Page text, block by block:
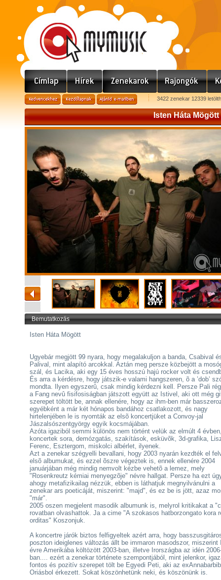
3422 zenekar 12339
Isten Háta Mögött
Bemutatkozás
Isten Háta Mögött
Ugyebár megjött 99 nyara, hogy megalakuljon a banda, Csabival
Palival, mint alapító arcokkal. Aztán meg persze közbejött a
szál, és Lacika, aki egy 15 éves hosszú hajú rocker volt és
És arra a kérdésre, hogy játszik-e valami hangszeren, õ a ’dob’
mondta. Ilyen egyszerû, csak mindig kérdezni kell. Persze Pali
a Fang nevû fisifosiságban játszott együtt az Istivel, aki ott még
szerepet töltött be, annak ellenére, hogy az ihm-ben már
egyébként a már két hónapos bandához csatlakozott, és nagy
hirtelenjében le is nyomták az elsõ koncertjüket a Convoy-jal
Jászalsószentgyörgy egyik kocsmájában.
Azóta igaziból semmi különös nem történt velük az elmúlt 4
koncertek sora, demózgatás, szakítások, esküvõk, 3d-grafika,
Ferenc, Esztergom, miskolci albérlet, ilyenek.
Azt a zenekar szégyelli bevallani, hogy 2003 nyarán kezdték el
elsõ albumukat, és ezzel õszre végeztek is, ennek ellenére 2004
januárjában még mindig nemvolt kézbe vehetõ a lemez, mely
"Rosenkreutz kémiai menyegzõje" névre hallgat. Persze ha ezt
ahogy metafizikailag nézzük, ebben is láthatjuk megnyilvánulni a
zenekar ars poeticáját, miszerint: "majd", és ez be is jött, azaz
"már".
2005 oszen megjelent masodik albumunk is, melyrol kritikakat a
rovatban olvashattok. Ja a cime "A szokasos hatborzongato kora
orditas" Koszonjuk.
A koncertre járók biztos felfigyeltek azért arra, hogy
poszton ideiglenes változás állt be immaron masodszor, miszerint
évre Amerikába költözött 2003-ban, illetve Irországba az idén
ban.... ezért a zenekar története szempontjából, mint jelenkor,
fontos és pozitív szerepet tölt be Egyedi Peti, aki az
Oriásbol érkezett. Sokat köszönhetünk neki, és köszönünk is.